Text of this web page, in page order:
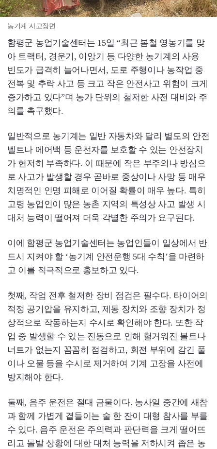
농기계 사고장면
함평군 농업기술센터는 15일 “최근 봄철 영농기를 맞
아 트랙터, 경운기, 이앙기 등 다양한 농기계의 사용
빈도가 급격히 늘어나면서, 도로 주행이나 농작업 중
전복 및 추락 사고 등 크고 작은 안전사고 위험이 크게
증가하고 있다”며 농가 단위의 철저한 사전 대비와 주
의를 촉구했다.
일반적으로 농기계는 일반 자동차와 달리 별도의 안전
벨트나 에어백 등 운전자를 보호할 수 있는 안전장치
가 현저히 부족하다. 이 때문에 작은 부주의나 방심으
로 사고가 발생할 경우 곧바로 중상이나 사망 등 매우
치명적인 인명 피해로 이어질 확률이 매우 높다. 특히
고령 농업인이 많은 농촌 지역의 특성상 사고 발생 시
대처 능력이 떨어져 더욱 각별한 주의가 요구된다.
이에 함평군 농업기술센터는 농업인들이 일상에서 반
드시 지켜야 할 ‘농기계 안전운행 5대 수칙’을 마련하
고 이를 적극적으로 홍보하고 있다.
첫째, 작업 전후 철저한 장비 점검은 필수다. 타이어의
적정 공기압을 유지하고, 제동 장치와 조향 장치가 정
상적으로 작동하는지 수시로 확인해야 한다. 또한 작
업 중 발생할 수 있는 진동으로 인해 헐거워진 볼트나
너트가 없는지 꼼꼼히 점검하고, 회전 부위에 감긴 풀
이나 오물 등을 수시로 제거하여 기계 고장을 사전에
방지해야 한다.
둘째, 음주 운전은 절대 금물이다. 농사일 중간에 새참
과 함께 가볍게 곁들이는 술 한 잔이 대형 참사를 부를
수 있다. 음주 운전은 주의력과 판단력을 크게 떨어뜨
리고 돌발 상황에 대한 대처 능력을 저하시켜 좁은 농